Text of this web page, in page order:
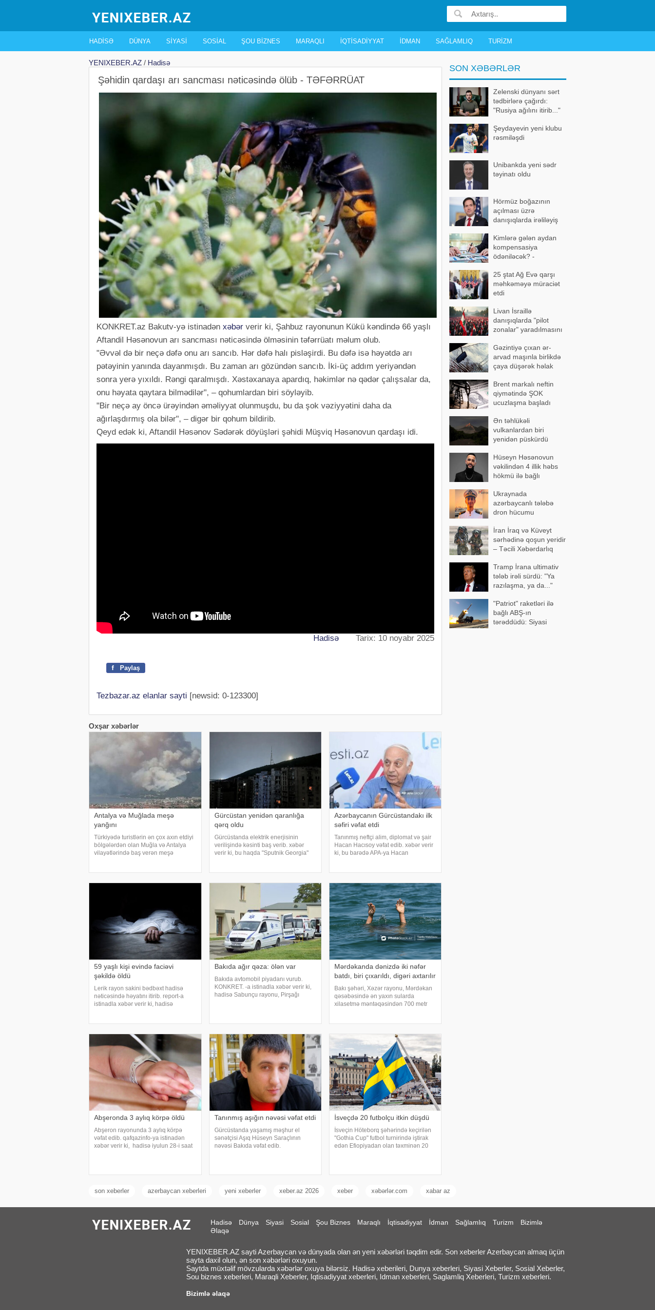
HADISƏ DÜNYA SIYASI SOSIAL ŞOU BIZNES MARAQLI İQTISADIYYAT İDMAN SAĞLAMLIQ TURIZM
YENIXEBER.AZ / Hadisə
Şəhidin qardaşı arı sancması nəticəsində ölüb - TƏFƏRRÜAT
KONKRET.az Bakutv-yə istinadən xəbər verir ki, Şahbuz rayonunun Kükü kəndində 66 yaşlı
Aftandil Həsənovun arı sancması nəticəsində ölməsinin təfərrüatı məlum olub.
"Əvvəl də bir neçə dəfə onu arı sancıb. Hər dəfə halı pisləşirdi. Bu dəfə isə həyətdə arı
pətəyinin yanında dayanmışdı. Bu zaman arı gözündən sancıb. İki-üç addım yeriyəndən
sonra yerə yıxıldı. Rəngi qaralmışdı. Xəstəxanaya apardıq, həkimlər nə qədər çalışsalar da,
onu həyata qaytara bilmədilər", – qohumlardan biri söyləyib.
"Bir neçə ay öncə ürəyindən əməliyyat olunmuşdu, bu da şok vəziyyətini daha da
ağırlaşdırmış ola bilər", – digər bir qohum bildirib.
Qeyd edək ki, Aftandil Həsənov Sədərək döyüşləri şəhidi Müşviq Həsənovun qardaşı idi.
Hadisə Tarix: 10 noyabr 2025
f Paylaş
Tezbazar.az elanlar sayti [newsid: 0-123300]
Oxşar xəbərlər
Antalya və Muğlada meşə
yanğını
Türkiyədə turistlərin ən çox axın etdiyi
bölgələrdən olan Muğla və Antalya
vilayətlərində baş verən meşə
başlayan yanğı
Gürcüstan yenidən qaranlığa
qərq oldu
Gürcüstanda elektrik enerjisinin
verilişində kəsinti baş verib. xəbər
verir ki, bu haqda "Sputnik Georgia"
Azərbaycanın Gürcüstandakı ilk
səfiri vəfat etdi
Tanınmış neftçi alim, diplomat və şair
Hacan Hacısoy vəfat edib. xəbər verir
ki, bu barədə APA-ya Hacan
59 yaşlı kişi evində faciəvi
şəkildə öldü
Lerik rayon sakini bədbəxt hadisə
nəticəsində həyatını itirib. report-a
istinadla xəbər verir ki, hadisə
Bakıda ağır qəza: ölən var
Bakıda avtomobil piyadanı vurub.
KONKRET. -a istinadla xəbər verir ki,
hadisə Sabunçu rayonu, Pirşağı
yolu keçən piyada Həsənbal
Mərdəkanda dənizdə iki nəfər
batdı, biri çıxarıldı, digəri axtarılır
Bakı şəhəri, Xəzər rayonu, Mərdəkan
qəsəbəsində ən yaxın sularda
xilasetmə məntəqəsindən 700 metr
Abşeronda 3 aylıq körpə öldü
Abşeron rayonunda 3 aylıq körpə
vəfat edib. qafqazinfo-ya istinadən
xəbər verir ki, hadisə iyulun 28-i saat
asfiksiyada
Tanınmış aşığın nəvəsi vəfat etdi
Gürcüstanda yaşamış məşhur el
sənətçisi Aşıq Hüseyn Saraçlının
nəvəsi Bakıda vəfat edib.
Bu gün onu
İsveçdə 20 futbolçu itkin düşdü
İsveçin Höteborq şəhərində keçirilən
"Gothia Cup" futbol turnirində iştirak
edən Efiopiyadan olan təxminən 20
SON XƏBƏRLƏR
Zelenski dünyanı sərt
tədbirlərə çağırdı:
"Rusiya ağılını itirib..."
Şeydayevin yeni klubu
rəsmiləşdi
Unibankda yeni sədr
təyinatı oldu
Hörmüz boğazının
açılması üzrə
danışıqlarda irəliləyiş
Kimlərə gələn aydan
kompensasiya
ödəniləcək? -
25 ştat Ağ Evə qarşı
məhkəməyə müraciət
etdi
Livan İsraillə
danışıqlarda "pilot
zonalar" yaradılmasını
Gəzintiyə çıxan ər-
arvad maşınla birlikdə
çaya düşərək həlak
Brent markalı neftin
qiymətində ŞOK
ucuzlaşma başladı
Ən təhlükəli
vulkanlardan biri
yenidən püskürdü
Hüseyn Həsənovun
vəkilindən 4 illik həbs
hökmü ilə bağlı
Ukraynada
azərbaycanlı tələbə
dron hücumu
Vəziyyəti ağırdırİran İraq və Küveyt
sərhədinə qoşun yeridir
– Təcili Xəbərdarlıq
Tramp İrana ultimativ
tələb irəli sürdü: "Ya
razılaşma, ya da..."
"Patriot" raketləri ilə
bağlı ABŞ-ın
tərəddüdü: Siyasi
son xeberler azerbaycan xeberleri yeni xeberler xeber.az 2026 xeber xəbərlər.com xabar az
Hadisə Dünya Siyasi Sosial Şou Biznes Maraqlı İqtisadiyyat İdman Sağlamlıq Turizm
Bizimlə
Əlaqə
YENIXEBER.AZ sayti Azerbaycan və dünyada olan ən yeni xəbərləri təqdim edir. Son xeberler Azerbaycan almaq üçün
sayta daxil olun, ən son xəbərləri oxuyun.
Saytda müxtəlif mövzularda xəbərlər oxuya bilərsiz. Hadisə xeberileri, Dunya xeberleri, Siyasi Xeberler, Sosial Xeberler,
Sou biznes xeberleri, Maraqli Xeberler, Iqtisadiyyat xeberleri, Idman xeberleri, Saglamliq Xeberleri, Turizm xeberleri.
Bizimlə əlaqə